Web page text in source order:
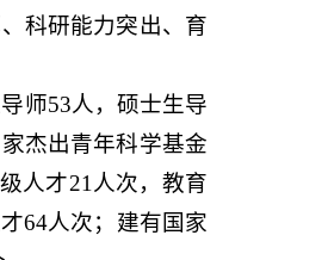
科研能力突出、育
师53人，硕士生导
杰出青年科学基金
人才21人次，教育
64人次；建有国家